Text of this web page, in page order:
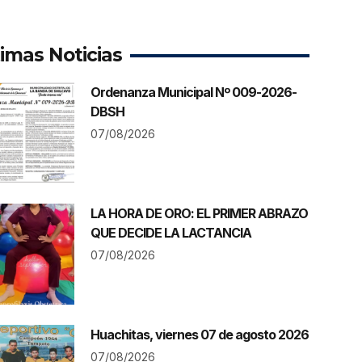
Noticias
Ordenanza Municipal Nº 009-2026-
DBSH
07/08/2026
LA HORA DE ORO: EL PRIMER ABRAZO
QUE DECIDE LA LACTANCIA
07/08/2026
Huachitas, viernes 07 de agosto 2026
07/08/2026